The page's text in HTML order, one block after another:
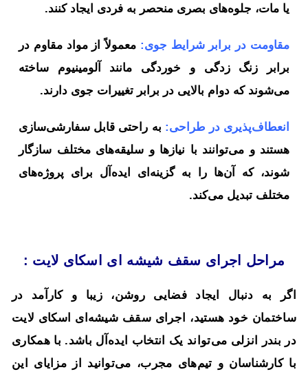
یا مات، جلوه‌های بصری منحصر به فردی ایجاد کنند.
مقاومت در برابر شرایط جوی: معمولاً از مواد مقاوم در
برابر زنگ زدگی و خوردگی مانند آلومینیوم ساخته
می‌شوند که دوام بالایی در برابر تغییرات جوی دارند.
انعطاف‌پذیری در طراحی: به راحتی قابل سفارشی‌سازی
هستند و می‌توانند با نیازها و سلیقه‌های مختلف سازگار
شوند، که آن‌ها را به گزینه‌ای ایده‌آل برای پروژه‌های
مختلف تبدیل می‌کند.
مراحل اجرای سقف شیشه ای اسکای لایت :
اگر به دنبال ایجاد فضایی روشن، زیبا و کارآمد در
ساختمان خود هستید، اجرای سقف شیشه‌ای اسکای لایت
در بندر انزلی می‌تواند یک انتخاب ایده‌آل باشد. با همکاری
با کارشناسان و تیم‌های مجرب، می‌توانید از مزایای این